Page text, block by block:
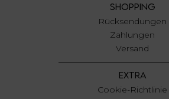
SHOPPING
Rücksendungen
Zahlungen
Versand
EXTRA
Cookie-Richtlinie